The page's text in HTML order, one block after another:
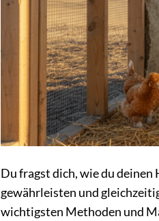
Du fragst dich, wie du
gewährleisten und
wichtigsten Methoden und